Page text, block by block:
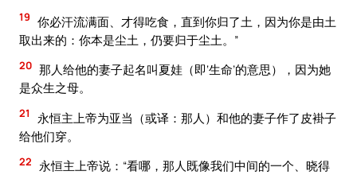
19 你必汗流满面、才得吃食，直到你归了土，因为你是由土
取出来的：你本是尘土，仍要归于尘土。”
20 那人给他的妻子起名叫夏娃（即‘生命’的意思），因为她
是众生之母。
21
永恒主上帝为亚当（或译：那人）和他的妻子作了皮褂子
给他们穿。
22
永恒主上帝说：“看哪，那人既像我们中间的一个、晓得